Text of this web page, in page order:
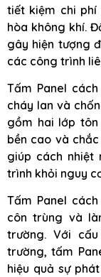
tiết kiệm chi phí
hòa không khí.
gây hiện tượng
các công trình
Tấm Panel
cháy lan và
gồm hai lớp tôn
bền cao và
giúp cách nhiệt
trình khỏi nguy
Tấm Panel
côn trùng và
trường. Với
trường, tấm
hiệu quả sự